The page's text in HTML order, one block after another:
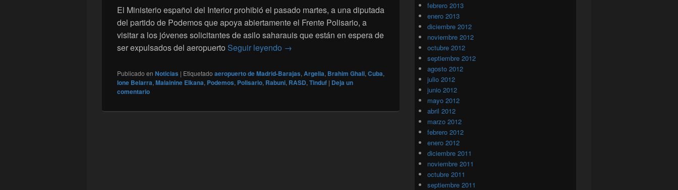
El Ministerio español del Interior prohibió el pasado martes, a una diputada
del partido de Podemos que apoya abiertamente el Frente Polisario, a
visitar a los jóvenes solicitantes de asilo saharauis que están en espera de
ser expulsados del aeropuerto Seguir leyendo Una diputada española prohibida a visitar a saharauis retenidos en el aeropuerto de Madrid-Barajas
→
Publicado en Noticias | Etiquetado aeropuerto de Madrid-Barajas, Argelia, Brahim Ghali, Cuba,
Ione Belarra, Malainine Elkana, Podemos, Polisario, Rabuni, RASD, Tinduf | Deja un
comentario
febrero 2013
enero 2013
diciembre 2012
noviembre 2012
octubre 2012
septiembre 2012
agosto 2012
julio 2012
junio 2012
mayo 2012
abril 2012
marzo 2012
febrero 2012
enero 2012
diciembre 2011
noviembre 2011
octubre 2011
septiembre 2011